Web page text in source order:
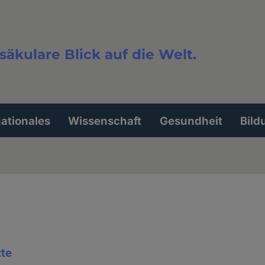
Blick auf die Welt.
Wissenschaft Gesundheit